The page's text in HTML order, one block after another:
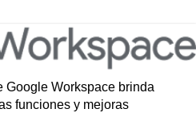
Google Workspace brinda
funciones y mejoras